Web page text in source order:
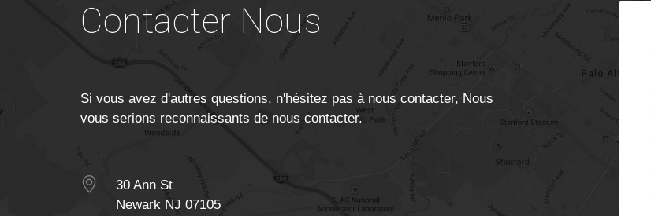
Contacter Nous
Si vous avez d'autres questions, n'hésitez pas à nous contacter, Nous
vous serions reconnaissants de nous contacter.
30 Ann St
Newark NJ 07105